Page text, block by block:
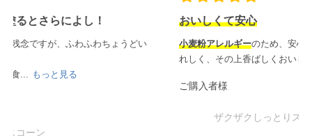
おいしくて安心
小麦粉アレルギーのため、安心して食べられることが何よりう
れしく、その上香ばしくおいしくて、このスコー...もっと見る